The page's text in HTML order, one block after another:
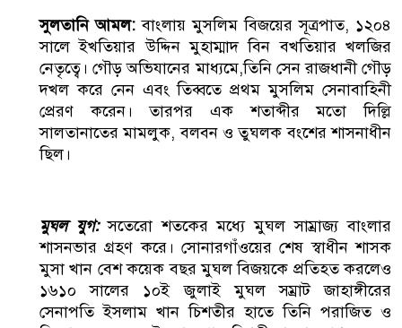
সুলতানি আমল: বাংলায় মুসলিম বিজয়ের সূত্রপাত, ১২০৪
সালে ইখতিয়ার উদ্দিন মুহাম্মাদ বিন বখতিয়ার খলজির
নেতৃত্বে। গৌড় অভিযানের মাধ্যমে,তিনি সেন রাজধানী গৌড়
দখল করে নেন এবং তিব্বতে প্রথম মুসলিম সেনাবাহিনী
প্রেরণ করেন। তারপর এক শতাব্দীর মতো দিল্লি
সালতানাতের মামলুক, বলবন ও তুঘলক বংশের শাসনাধীন
ছিল।
মুঘল যুগ:সতেরো শতকের মধ্যে মুঘল সাম্রাজ্য বাংলার
শাসনভার গ্রহণ করে। সোনারগাঁওয়ের শেষ স্বাধীন শাসক
মুসা খান বেশ কয়েক বছর মুঘল বিজয়কে প্রতিহত করলেও
১৬১০ সালের ১০ই জুলাই মুঘল সম্রাট জাহাঙ্গীরের
সেনাপতি ইসলাম খান চিশতীর হাতে তিনি পরাজিত ও